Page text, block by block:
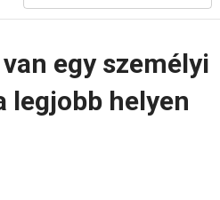
egy személyi
legjobb helyen